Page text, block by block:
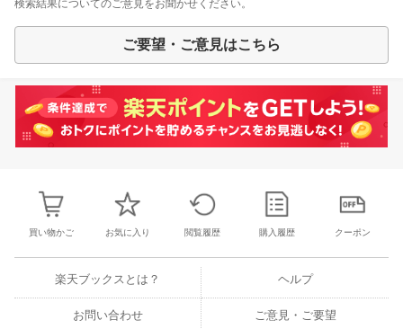
検索結果についてのご意見をお聞かせください。
ご要望・ご意見はこちら
買い物かご お気に入り 閲覧履歴 購入履歴 クーポン
楽天ブックスとは？ ヘルプ
お問い合わせ ご意見・ご要望